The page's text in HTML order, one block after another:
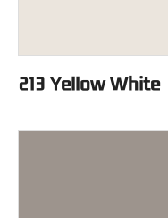
213 Yellow White